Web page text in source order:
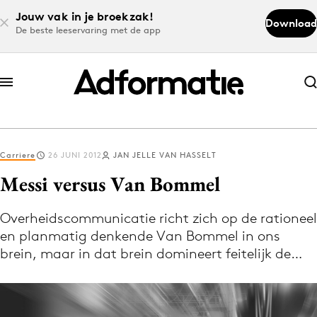
Jouw vak in je broekzak!
De beste leeservaring met de app
Download
Abonneer nu
Abonneer nu
Log in
Download de app
Volg het laatste nieuws via de Adformatie
Nieuws app
Carriere 26 JUNI 2012 JAN JELLE VAN HASSELT
Messi versus Van Bommel
Overheidscommunicatie richt zich op de rationeel
en planmatig denkende Van Bommel in ons
brein, maar in dat brein domineert feitelijk de…